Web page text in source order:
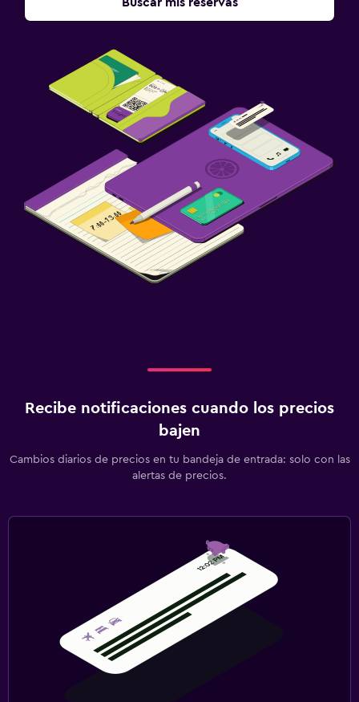
Recibe notificaciones cuando los precios
bajen
Cambios diarios de precios en tu bandeja de entrada: solo con las
alertas de precios.